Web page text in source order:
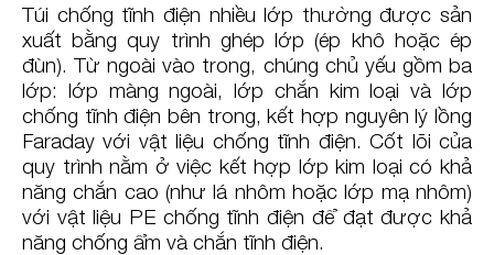
Túi chống tĩnh điện nhiều lớp thường được sản
xuất bằng quy trình ghép lớp (ép khô hoặc ép
đùn). Từ ngoài vào trong, chúng chủ yếu gồm ba
lớp: lớp màng ngoài, lớp chắn kim loại và lớp
chống tĩnh điện bên trong, kết hợp nguyên lý lồng
Faraday với vật liệu chống tĩnh điện. Cốt lõi của
quy trình nằm ở việc kết hợp lớp kim loại có khả
năng chắn cao (như lá nhôm hoặc lớp mạ nhôm)
với vật liệu PE chống tĩnh điện để đạt được khả
năng chống ẩm và chắn tĩnh điện.